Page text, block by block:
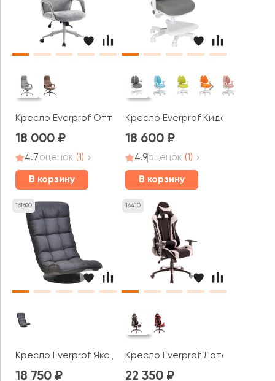
Кресло Everprof Отто / Otto
18 000
4.7оценок (1)
В корзину
Кресло Everprof Кидс / Kids 101
18 600
4.9оценок (1)
В корзину
161690
Кресло Everprof Якс / Jax
18 750
16410
Кресло Everprof Лотос / Lotus
22 350